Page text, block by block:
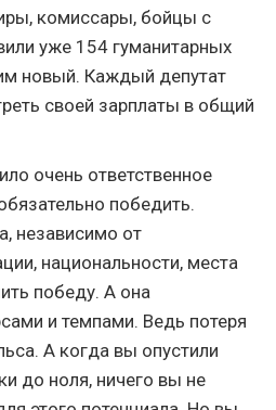
комиссары, бойцы с
уже 154 гуманитарных
новый. Каждый депутат
своей зарплаты в общий
очень ответственное
победить.
независимо от
национальности, места
победу. А она
и темпами. Ведь потеря
А когда вы опустили
до ноля, ничего вы не